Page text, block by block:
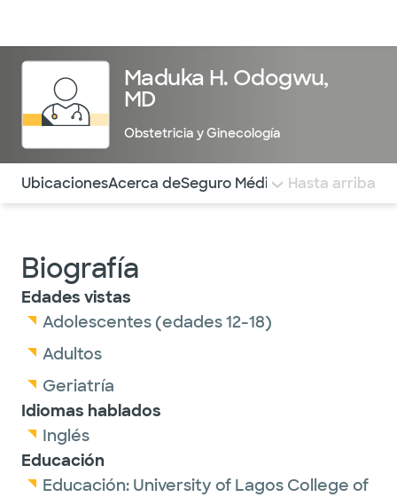
Maduka H. Odogwu,
MD
Obstetricia y Ginecología
Utilice esta navegación para saltar rápidamente a
UbicacionesAcerca deSeguro Médico COMENTARIOS
Hasta arriba
Biografía
Edades vistas
Adolescentes (edades 12-18)
Adultos
Geriatría
Idiomas hablados
Inglés
Educación
Educación: University of Lagos College of